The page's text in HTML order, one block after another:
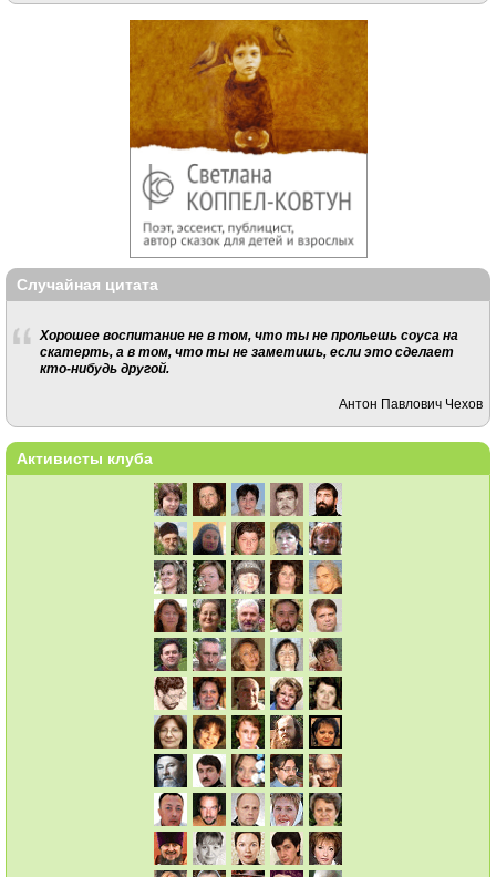
Случайная цитата
Хорошее воспитание не в том, что ты не прольешь соуса на
скатерть, а в том, что ты не заметишь, если это сделает
кто-нибудь другой.
Антон Павлович Чехов
Активисты клуба